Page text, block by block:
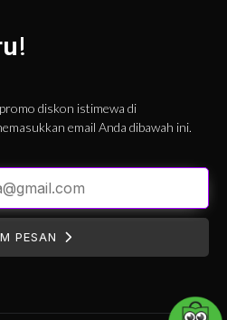
diskon istimewa di
email Anda dibawah ini.
PESAN